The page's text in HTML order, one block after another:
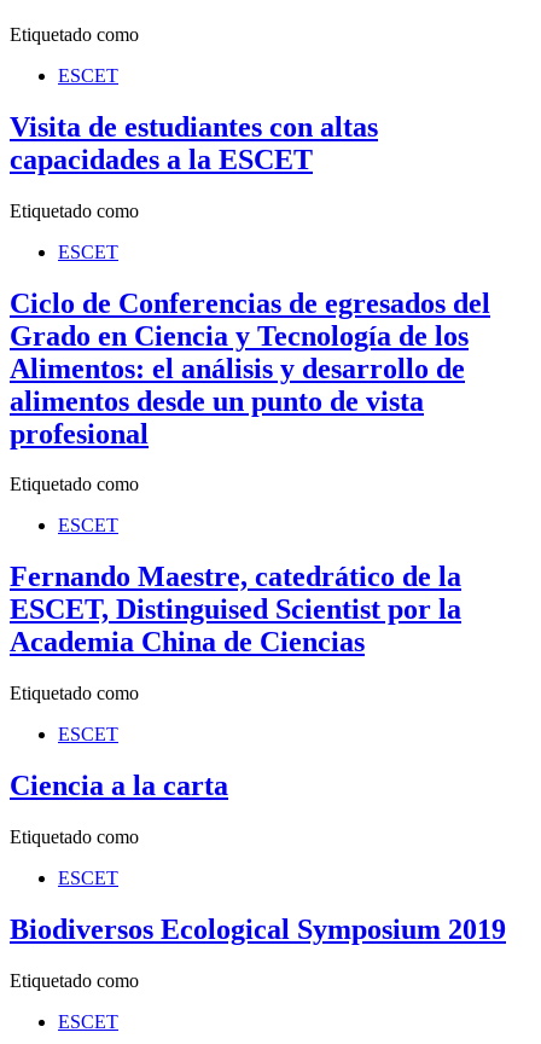
Etiquetado como
ESCET
Visita de estudiantes con altas
capacidades a la ESCET
Etiquetado como
ESCET
Ciclo de Conferencias de egresados del
Grado en Ciencia y Tecnología de los
Alimentos: el análisis y desarrollo de
alimentos desde un punto de vista
profesional
Etiquetado como
ESCET
Fernando Maestre, catedrático de la
ESCET, Distinguised Scientist por la
Academia China de Ciencias
Etiquetado como
ESCET
Ciencia a la carta
Etiquetado como
ESCET
Biodiversos Ecological Symposium 2019
Etiquetado como
ESCET